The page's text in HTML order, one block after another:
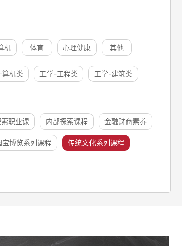
机 体育 心理健康 其他
机类 工学-工程类 工学-建筑类
职业课 内部探索课程 金融财商素养
宝博览系列课程 传统文化系列课程